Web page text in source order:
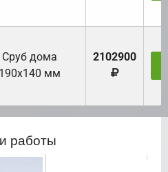
Cруб дома
190х140 мм
2102900
работы